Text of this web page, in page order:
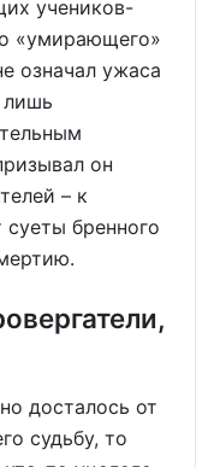
учеников-
«умирающего»
означал ужаса
лишь
он
– к
бренного
досталось от
судьбу, то